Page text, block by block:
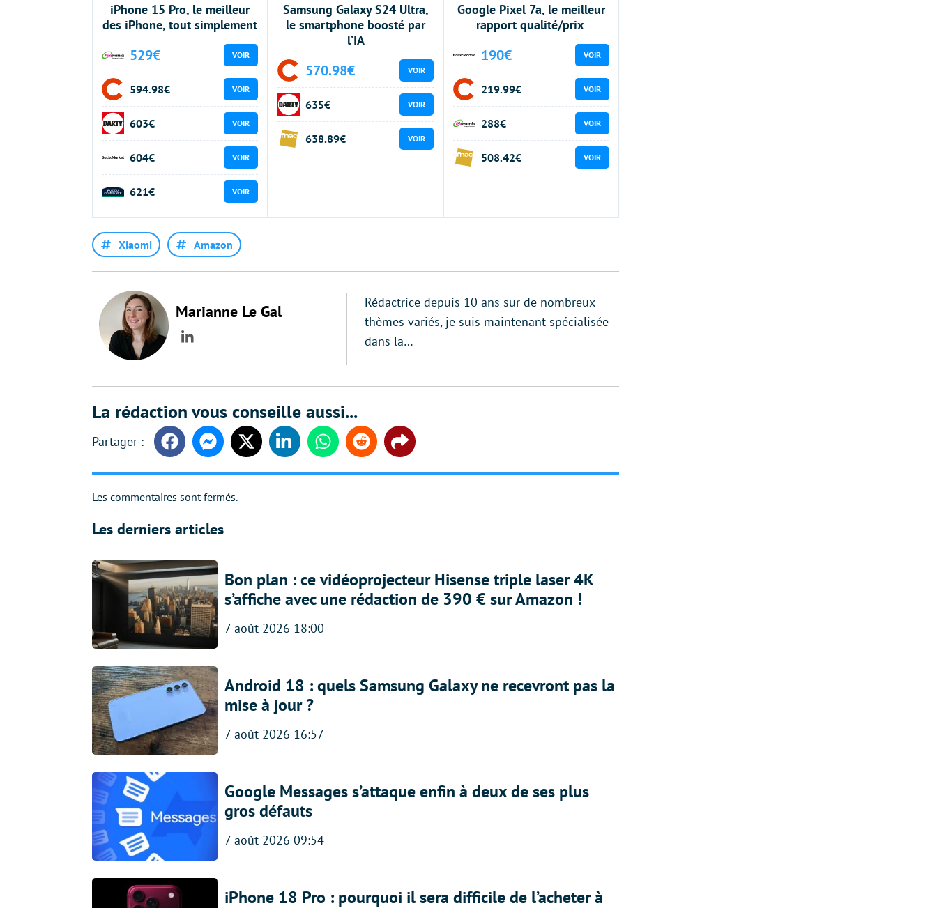
iPhone 15 Pro, le meilleur
des iPhone, tout simplement
529€ VOIR
594.98€ VOIR
603€ VOIR
604€ VOIR
621€ VOIR
Samsung Galaxy S24 Ultra,
le smartphone boosté par
l’IA
570.98€ VOIR
635€ VOIR
638.89€ VOIR
Google Pixel 7a, le meilleur
rapport qualité/prix
190€ VOIR
219.99€ VOIR
288€ VOIR
508.42€ VOIR
Xiaomi Amazon
Marianne Le Gal
LinkedIn
Rédactrice depuis 10 ans sur de nombreux
thèmes variés, je suis maintenant spécialisée
dans la…
La rédaction vous conseille aussi...
FacebookMessengerTwitter LinkedinWhatsappReddit Share
Les commentaires sont fermés.
Les derniers articles
Bon plan : ce vidéoprojecteur Hisense triple laser 4K
s’affiche avec une rédaction de 390 € sur Amazon !
7 août 2026 18:00
Android 18 : quels Samsung Galaxy ne recevront pas la
mise à jour ?
7 août 2026 16:57
Google Messages s’attaque enfin à deux de ses plus
gros défauts
7 août 2026 09:54
iPhone 18 Pro : pourquoi il sera difficile de l’acheter à